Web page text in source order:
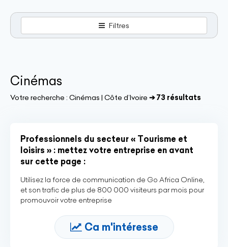
Filtres
Cinémas
Votre recherche : Cinémas | Côte d’Ivoire ➔ 73 résultats
Professionnels du secteur « Tourisme et
loisirs » : mettez votre entreprise en avant
sur cette page :
Utilisez la force de communication de Go Africa Online,
et son trafic de plus de 800 000 visiteurs par mois pour
promouvoir votre entreprise
Ca m'intéresse